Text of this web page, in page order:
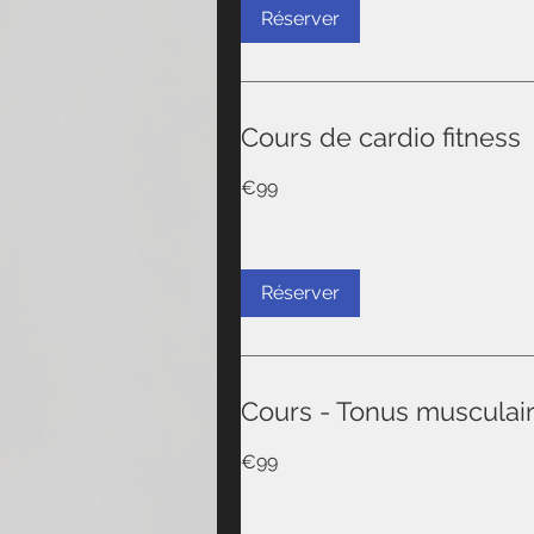
Réserver
Cours de cardio fitness
euros
€99
Réserver
Cours - Tonus
euros
€99